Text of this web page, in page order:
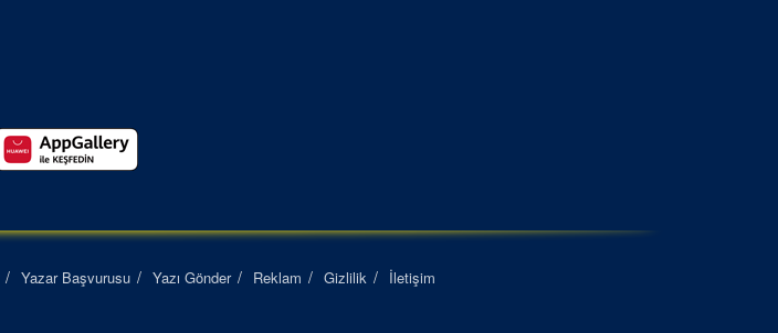
Yazar Başvurusu Yazı Gönder Reklam Gizlilik İletişim